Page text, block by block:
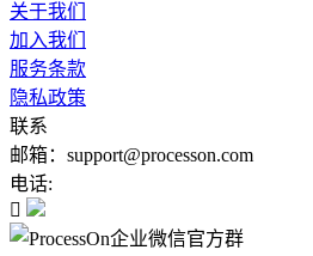
关于我们
加入我们
服务条款
隐私政策
联系
邮箱：support@processon.com
电话:
